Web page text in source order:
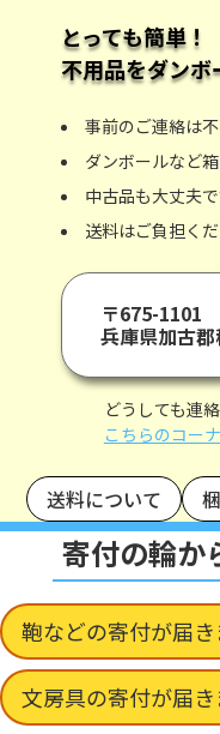
とっても簡単！
不用品をダンボ
事前のご連絡は不
ダンボールなど
中古品も大丈夫で
送料はご負担くだ
〒675-1101
兵庫県加古
どうしても連
こちらのコー
送料について
寄付の輪か
鞄などの寄付が届き
文房具の寄付が届き